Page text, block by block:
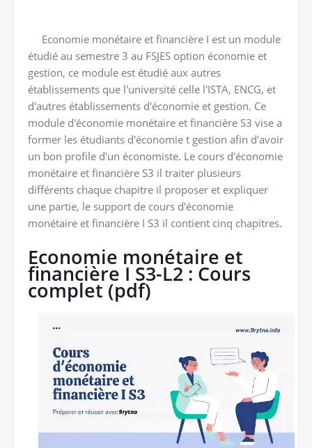
Economie monétaire et financière I est un module
étudié au semestre 3 au FSJES option économie et
gestion, ce module est étudié aux autres
établissements que l'université celle l'ISTA, ENCG, et
d'autres établissements d'économie et gestion. Ce
module d'économie monétaire et financière S3 vise a
former les étudiants d'économie t gestion afin d'avoir
un bon profile d'un économiste. Le cours d'économie
monétaire et financière S3 il traiter plusieurs
différents chaque chapitre il proposer et expliquer
une partie, le support de cours d'économie
monétaire et financière I S3 il contient cinq chapitres.
Economie monétaire et
financière I S3-L2 : Cours
complet (pdf)